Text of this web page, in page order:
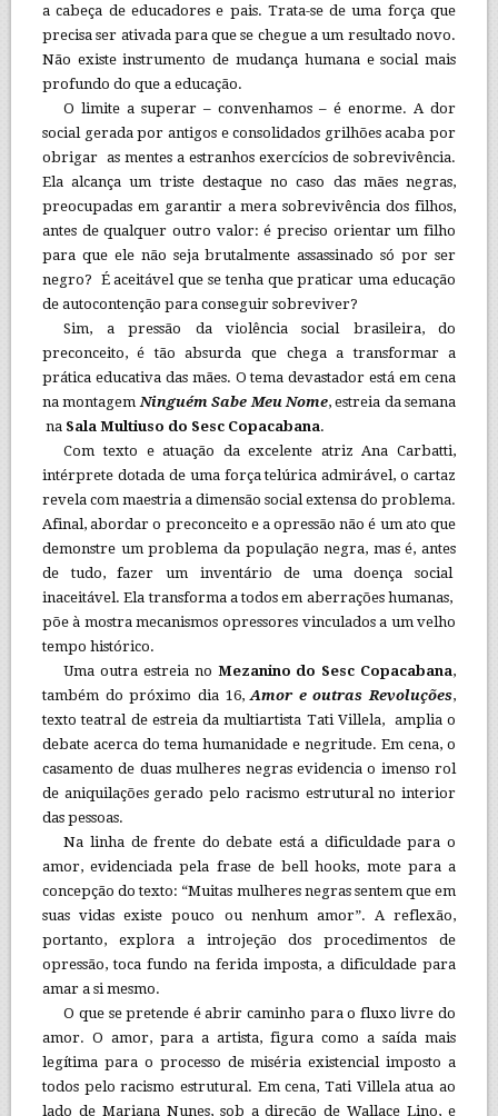
a cabeça de educadores e pais. Trata-se de uma força que
precisa ser ativada para que se chegue a um resultado novo.
Não existe instrumento de mudança humana e social mais
profundo do que a educação.
O limite a superar – convenhamos – é enorme. A dor
social gerada por antigos e consolidados grilhões acaba por
obrigar as mentes a estranhos exercícios de sobrevivência.
Ela alcança um triste destaque no caso das mães negras,
preocupadas em garantir a mera sobrevivência dos filhos,
antes de qualquer outro valor: é preciso orientar um filho
para que ele não seja brutalmente assassinado só por ser
negro? É aceitável que se tenha que praticar uma educação
de autocontenção para conseguir sobreviver?
Sim, a pressão da violência social brasileira, do
preconceito, é tão absurda que chega a transformar a
prática educativa das mães. O tema devastador está em cena
na montagem Ninguém Sabe Meu Nome, estreia da semana
na Sala Multiuso do Sesc Copacabana.
Com texto e atuação da excelente atriz Ana Carbatti,
intérprete dotada de uma força telúrica admirável, o cartaz
revela com maestria a dimensão social extensa do problema.
Afinal, abordar o preconceito e a opressão não é um ato que
demonstre um problema da população negra, mas é, antes
de tudo, fazer um inventário de uma doença social
inaceitável. Ela transforma a todos em aberrações humanas,
põe à mostra mecanismos opressores vinculados a um velho
tempo histórico.
Uma outra estreia no Mezanino do Sesc Copacabana,
também do próximo dia 16,Amor e outras Revoluções,
texto teatral de estreia da multiartista Tati Villela, amplia o
debate acerca do tema humanidade e negritude. Em cena, o
casamento de duas mulheres negras evidencia o imenso rol
de aniquilações gerado pelo racismo estrutural no interior
das pessoas.
Na linha de frente do debate está a dificuldade para o
amor, evidenciada pela frase de bell hooks, mote para a
concepção do texto: “Muitas mulheres negras sentem que em
suas vidas existe pouco ou nenhum amor”. A reflexão,
portanto, explora a introjeção dos procedimentos de
opressão, toca fundo na ferida imposta, a dificuldade para
amar a si mesmo.
O que se pretende é abrir caminho para o fluxo livre do
amor. O amor, para a artista, figura como a saída mais
legítima para o processo de miséria existencial imposto a
todos pelo racismo estrutural. Em cena, Tati Villela atua ao
lado de Mariana Nunes, sob a direção de Wallace Lino, e